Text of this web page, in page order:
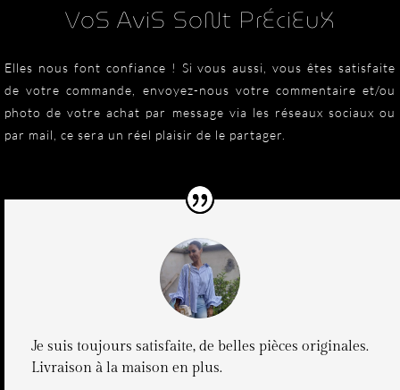
VoS AviS SoNt PrÉciEuX
Elles nous font confiance ! Si vous aussi, vous êtes satisfaite
de votre commande, envoyez-nous votre commentaire et/ou
photo de votre achat par message via les réseaux sociaux ou
par mail, ce sera un réel plaisir de le partager.
Je suis toujours satisfaite, de belles pièces originales.
Livraison à la maison en plus.